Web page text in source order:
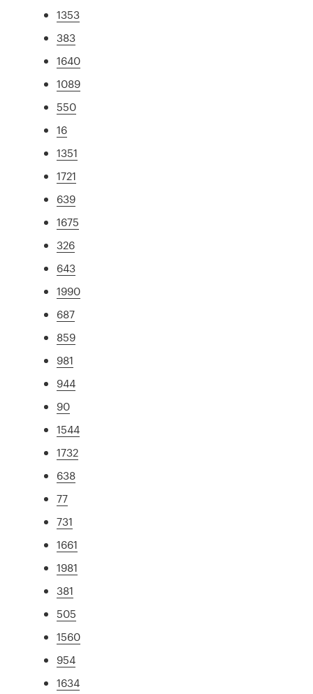
1353
383
1640
1089
550
16
1351
1721
639
1675
326
643
1990
687
859
981
944
90
1544
1732
638
77
731
1661
1981
381
505
1560
954
1634